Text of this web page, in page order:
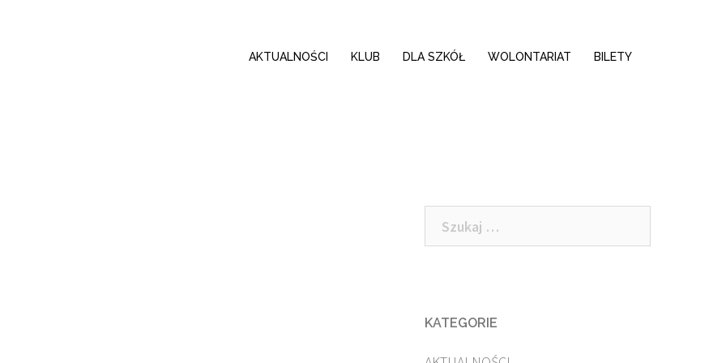
AKTUALNOŚCI KLUB DLA SZKÓŁ WOLONTARIAT BILETY
Szukaj:
KATEGORIE